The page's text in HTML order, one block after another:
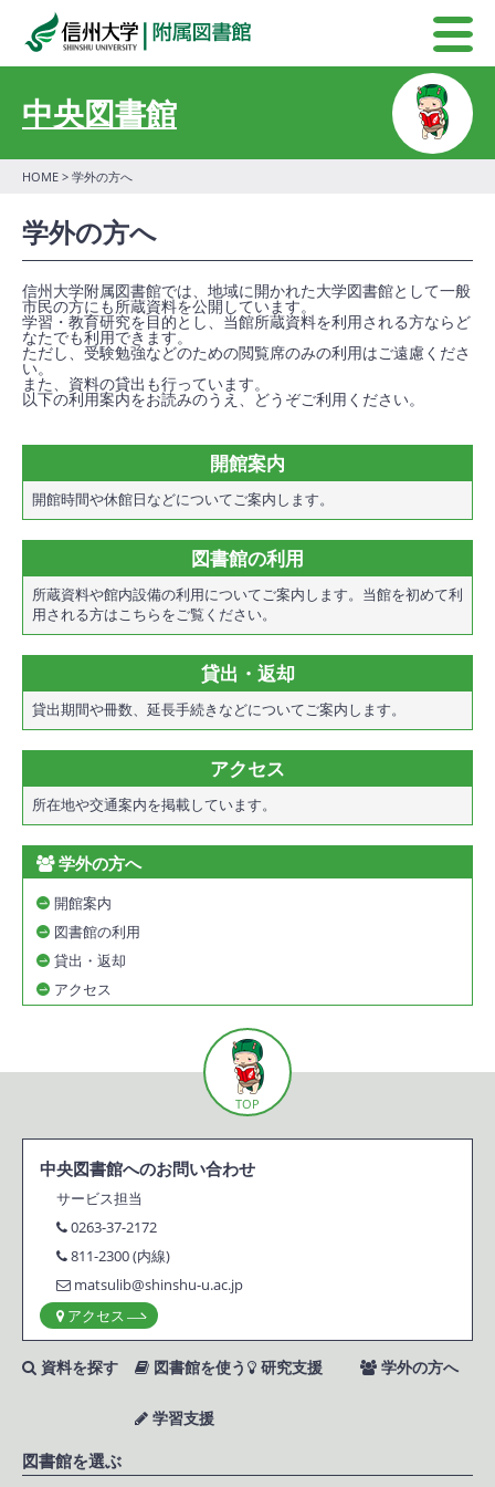
中央図書館
HOME > 学外の方へ
学外の方へ
信州大学附属図書館では、地域に開かれた大学図書館として一般
市民の方にも所蔵資料を公開しています。
学習・教育研究を目的とし、当館所蔵資料を利用される方ならど
なたでも利用できます。
ただし、受験勉強などのための閲覧席のみの利用はご遠慮くださ
い。
また、資料の貸出も行っています。
以下の利用案内をお読みのうえ、どうぞご利用ください。
開館案内
開館時間や休館日などについてご案内します。
図書館の利用
所蔵資料や館内設備の利用についてご案内します。当館を初めて利
用される方はこちらをご覧ください。
貸出・返却
貸出期間や冊数、延長手続きなどについてご案内します。
アクセス
所在地や交通案内を掲載しています。
学外の方へ
開館案内
図書館の利用
貸出・返却
アクセス
中央図書館へのお問い合わせ
サービス担当
0263-37-2172
811-2300 (内線)
matsulib@shinshu-u.ac.jp
アクセス
資料を探す 図書館を使う
学習支援
研究支援 学外の方へ
図書館を選ぶ
TOP